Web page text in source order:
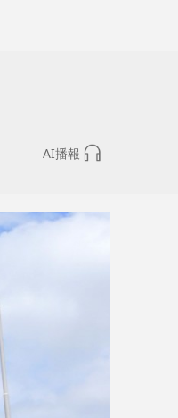
AI播報